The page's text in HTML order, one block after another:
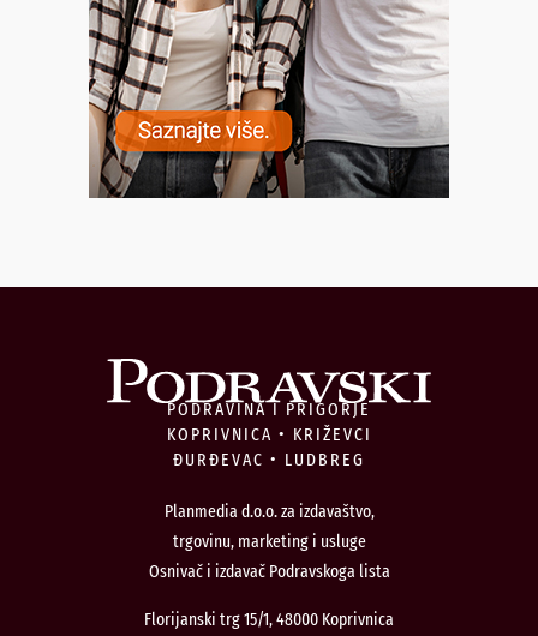
PODRAVINA I PRIGORJE
KOPRIVNICA • KRIŽEVCI
ĐURĐEVAC • LUDBREG
Planmedia d.o.o. za izdavaštvo,
trgovinu, marketing i usluge
Osnivač i izdavač Podravskoga lista
Florijanski trg 15/1, 48000 Koprivnica